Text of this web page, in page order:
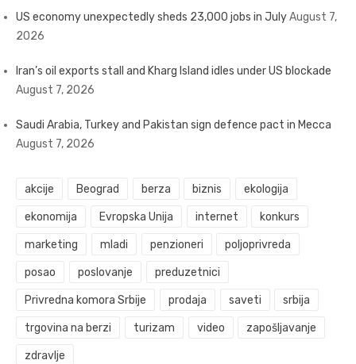
US economy unexpectedly sheds 23,000 jobs in JulyAugust 7,
2026
Iran’s oil exports stall and Kharg Island idles under US blockade
August 7, 2026
Saudi Arabia, Turkey and Pakistan sign defence pact in Mecca
August 7, 2026
akcije Beograd berza biznis ekologija
ekonomija Evropska Unija internet konkurs
marketing mladi penzioneri poljoprivreda
posao poslovanje preduzetnici
Privredna komora Srbije prodaja saveti srbija
trgovina na berzi turizam video zapošljavanje
zdravlje